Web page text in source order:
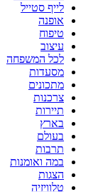
לייף סטייל
אופנה
טיפוח
עיצוב
לכל המשפחה
מסעדות
מתכונים
צרכנות
תיירות
בארץ
בעולם
תרבות
במה ואומנות
הצגות
טלוויזיה